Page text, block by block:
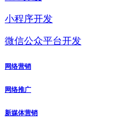
小程序开发
微信公众平台开发
网络营销
网络推广
新媒体营销